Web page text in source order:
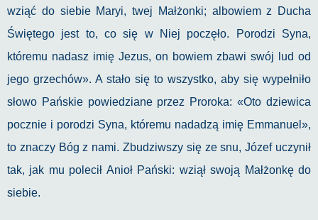
wziąć do siebie Maryi, twej Małżonki; albowiem z Ducha
Świętego jest to, co się w Niej poczęło. Porodzi Syna,
któremu nadasz imię Jezus, on bowiem zbawi swój lud od
jego grzechów». A stało się to wszystko, aby się wypełniło
słowo Pańskie powiedziane przez Proroka: «Oto dziewica
pocznie i porodzi Syna, któremu nadadzą imię Emmanuel»,
to znaczy Bóg z nami. Zbudziwszy się ze snu, Józef uczynił
tak, jak mu polecił Anioł Pański: wziął swoją Małżonkę do
siebie.